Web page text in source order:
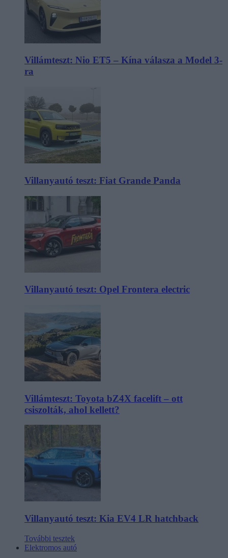
Villámteszt: Nio ET5 – Kína válasza a Model 3-
ra
Villanyautó teszt: Fiat Grande Panda
Villanyautó teszt: Opel Frontera electric
Villámteszt: Toyota bZ4X facelift – ott
csiszolták, ahol kellett?
Villanyautó teszt: Kia EV4 LR hatchback
További tesztek
Elektromos autó